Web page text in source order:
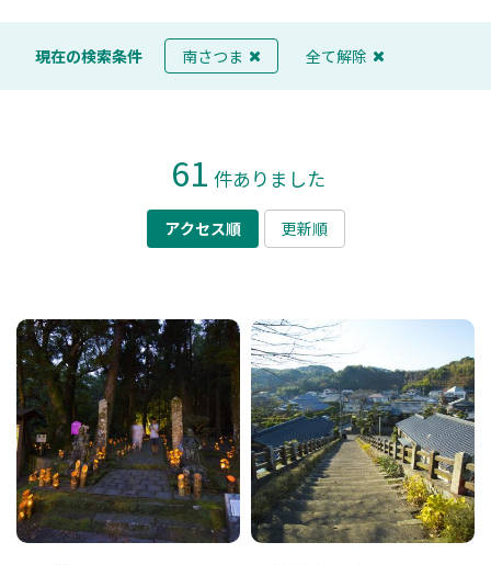
現在の検索条件 南さつま 全て解除
61 件ありました
アクセス順 更新順